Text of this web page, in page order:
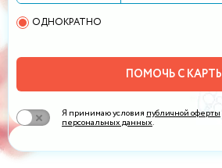
ОДНОКРАТНО
ПОМОЧЬ С
Я принимаю условия публичной оферты
персональных данных.